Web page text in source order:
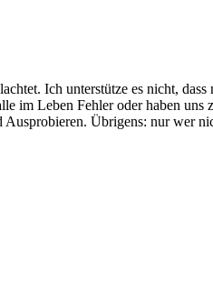
Ich unterstütze es nicht,
im Leben Fehler oder haben uns
Übrigens: nur wer